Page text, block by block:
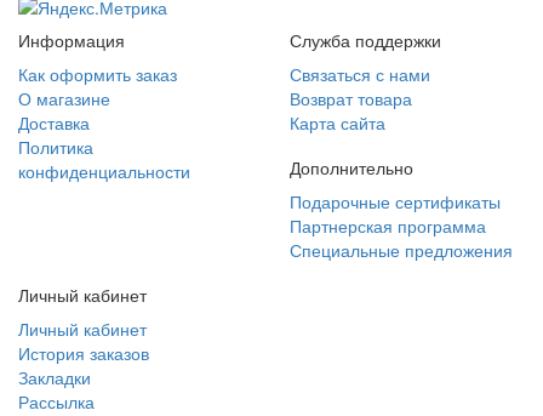
Информация
Как оформить заказ
О магазине
Доставка
Политика
конфиденциальности
Служба поддержки
Связаться с нами
Возврат товара
Карта сайта
Дополнительно
Подарочные сертификаты
Партнерская программа
Специальные предложения
Личный кабинет
Личный кабинет
История заказов
Закладки
Рассылка